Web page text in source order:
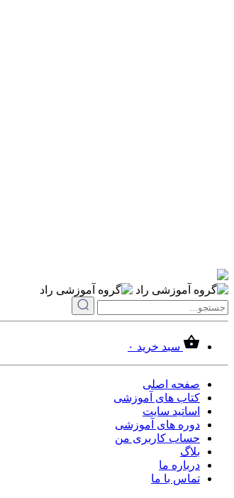
سبد خرید ۰
صفحه اصلی
کتاب های آموزشی
اساتید سایت
دوره های آموزشی
حساب کاربری من
بلاگ
درباره ما
تماس با ما